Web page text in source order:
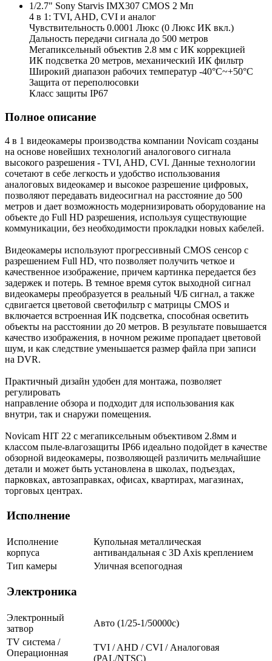
1/2.7" Sony Starvis IMX307 CMOS 2 Мп
4 в 1: TVI, AHD, CVI и аналог
Чувствительность 0.0001 Люкс (0 Люкс ИК вкл.)
Дальность передачи сигнала до 500 метров
Мегапиксельный объектив 2.8 мм с ИК коррекцией
ИК подсветка 20 метров, механический ИК фильтр
Широкий диапазон рабочих температур -40°С~+50°С
Защита от переполюсовки
Класс защиты IP67
Полное описание
4 в 1 видеокамеры производства компании Novicam созданы
на основе новейших технологий аналогового сигнала
высокого разрешения - TVI, AHD, CVI. Данные технологии
сочетают в себе легкость и удобство использования
аналоговых видеокамер и высокое разрешение цифровых,
позволяют передавать видеосигнал на расстояние до 500
метров и дает возможность модернизировать оборудование на
объекте до Full HD разрешения, используя существующие
коммуникации, без необходимости прокладки новых кабелей.
Видеокамеры используют прогрессивный CMOS сенсор c
разрешением Full HD, что позволяет получить четкое и
качественное изображение, причем картинка передается без
задержек и потерь. В темное время суток выходной сигнал
видеокамеры преобразуется в реальный Ч/Б сигнал, а также
сдвигается цветовой светофильтр с матрицы CMOS и
включается встроенная ИК подсветка, способная осветить
объекты на расстоянии до 20 метров. В результате повышается
качество изображения, в ночном режиме пропадает цветовой
шум, и как следствие уменьшается размер файла при записи
на DVR.
Практичный дизайн удобен для монтажа, позволяет
регулировать
направление обзора и подходит для использования как
внутри, так и снаружи помещения.
Novicam HIT 22 с мегапиксельным объективом 2.8мм и
классом пыле-влагозащиты IP66 идеально подойдет в качестве
обзорной видеокамеры, позволяющей различить мельчайшие
детали и может быть установлена в школах, подъездах,
парковках, автозаправках, офисах, квартирах, магазинах,
торговых центрах.
Исполнение
Исполнение
корпуса
Купольная металлическая
антивандальная с 3D Axis креплением
Тип камеры
Уличная всепогодная
Электроника
Электронный
затвор
Авто (1/25-1/50000c)
TV система /
Операционная
TVI / AHD / CVI / Аналоговая
(PAL/NTSC)